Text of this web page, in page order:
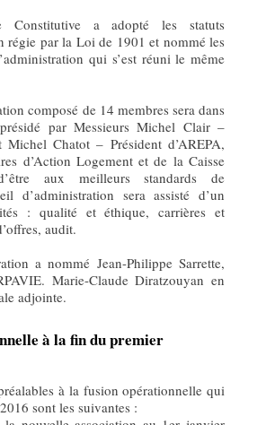
Constitutive a adopté les statuts
régie par la Loi de 1901 et nommé les
qui s’est réuni le même
composé de 14 membres sera dans
par Messieurs Michel Clair –
Michel Chatot – Président d’AREPA,
d’Action Logement et de la Caisse
aux meilleurs standards de
d’administration sera assisté d’un
: qualité et éthique, carrières et
audit.
a nommé Jean-Philippe Sarrette,
Marie-Claude Diratzouyan en
adjointe.
à la fin du premier
sont les suivantes :